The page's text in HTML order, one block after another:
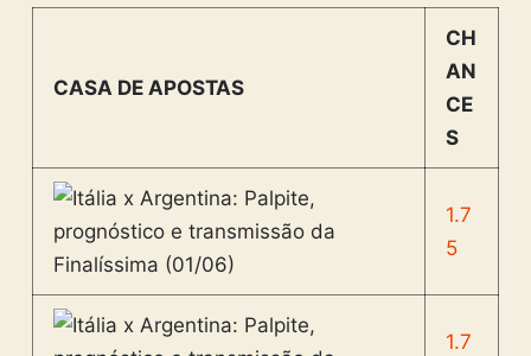
CASA DE APOSTAS
CH
AN
CE
S
1.7
5
1.7